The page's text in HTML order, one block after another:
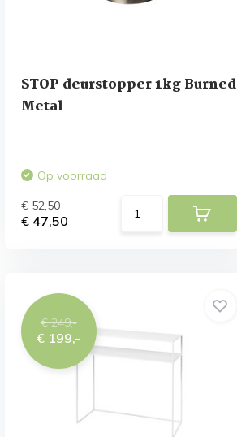
STOP deurstopper 1kg Burned
Metal
Op voorraad
€ 52,50
€ 47,50
€ 249,-
€ 199,-